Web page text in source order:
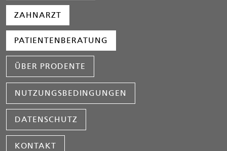
ZAHNARZT
PATIENTENBERATUNG
ÜBER PRODENTE
NUTZUNGSBEDINGUNGEN
DATENSCHUTZ
KONTAKT